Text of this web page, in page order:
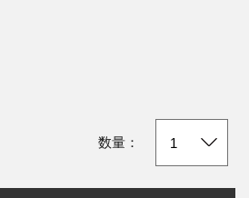
数量：